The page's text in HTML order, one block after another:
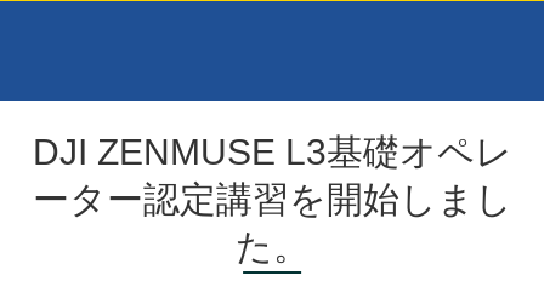
DJI ZENMUSE L3基礎オペレ
ーター認定講習を開始しまし
た。